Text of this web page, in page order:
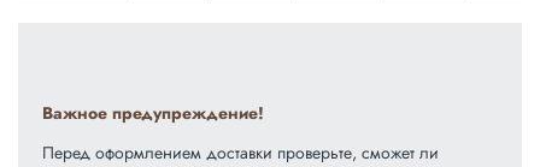
Важное предупреждение!
Перед оформлением доставки проверьте, сможет ли